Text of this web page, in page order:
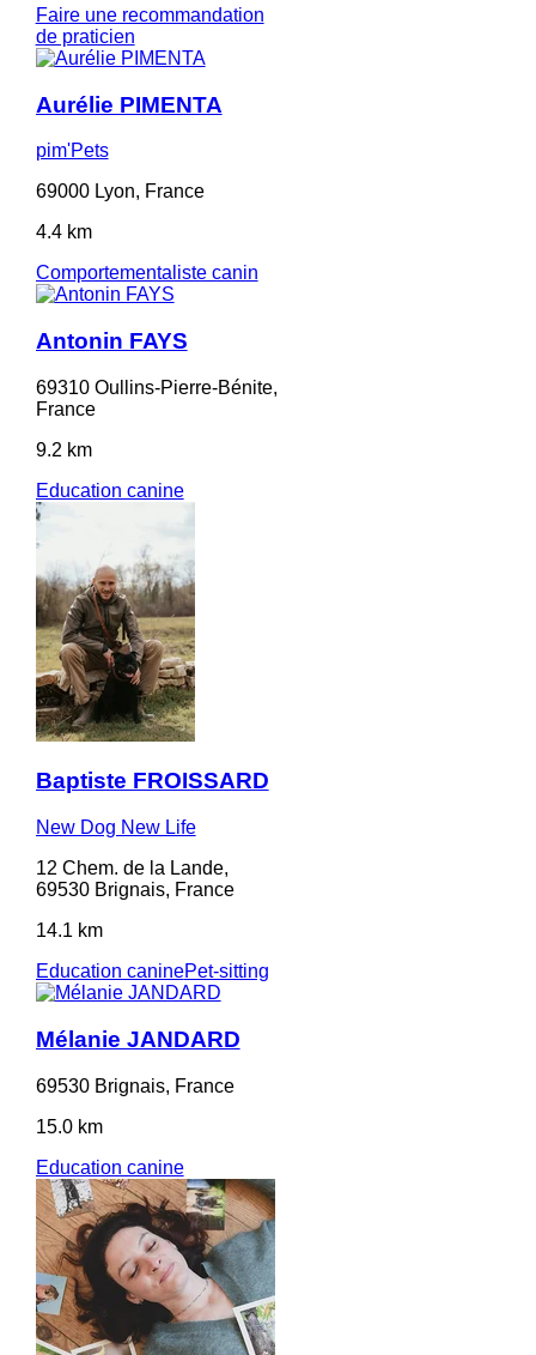
Faire une recommandation
de praticien
Aurélie PIMENTA
pim'Pets
69000 Lyon, France
4.4 km
Comportementaliste canin
Antonin FAYS
69310 Oullins-Pierre-Bénite,
France
9.2 km
Education canine
Baptiste FROISSARD
New Dog New Life
12 Chem. de la Lande,
69530 Brignais, France
14.1 km
Education caninePet-sitting
Mélanie JANDARD
69530 Brignais, France
15.0 km
Education canine